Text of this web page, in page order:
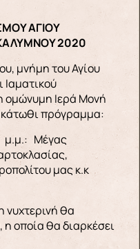
2020
μνήμη του Αγίου
ομώνυμη Ιερά Μονή
πρόγραμμα:
μ.μ.: Μέγας
μας κ.κ
νυχτερινή θα
η οποία θα διαρκέσει